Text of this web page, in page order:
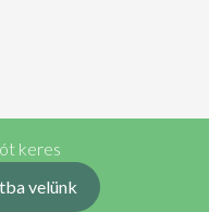
keres
velünk